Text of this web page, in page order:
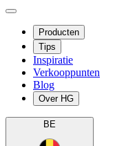
Producten
Tips
Inspiratie
Verkooppunten
Blog
Over HG
BE